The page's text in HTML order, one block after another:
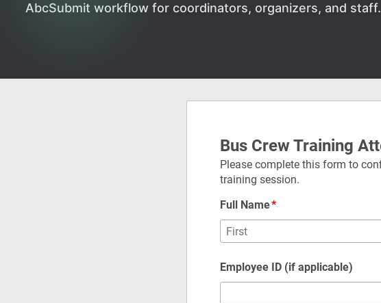
AbcSubmit workflow for coordinators, organizers, and staff.